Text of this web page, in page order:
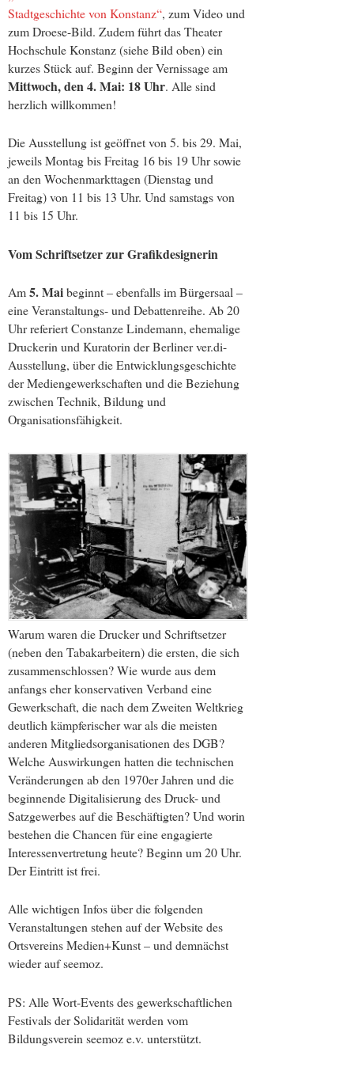
Stadtgeschichte von Konstanz“, zum Video und
zum Droese-Bild. Zudem führt das Theater
Hochschule Konstanz (siehe Bild oben) ein
kurzes Stück auf. Beginn der Vernissage am
Mittwoch, den 4. Mai: 18 Uhr. Alle sind
herzlich willkommen!
Die Ausstellung ist geöffnet von 5. bis 29. Mai,
jeweils Montag bis Freitag 16 bis 19 Uhr sowie
an den Wochenmarkttagen (Dienstag und
Freitag) von 11 bis 13 Uhr. Und samstags von
11 bis 15 Uhr.
Vom Schriftsetzer zur Grafikdesignerin
Am5. Maibeginnt – ebenfalls im Bürgersaal –
eine Veranstaltungs- und Debattenreihe. Ab 20
Uhr referiert Constanze Lindemann, ehemalige
Druckerin und Kuratorin der Berliner ver.di-
Ausstellung, über die Entwicklungsgeschichte
der Mediengewerkschaften und die Beziehung
zwischen Technik, Bildung und
Organisationsfähigkeit.
Warum waren die Drucker und Schriftsetzer
(neben den Tabakarbeitern) die ersten, die sich
zusammenschlossen? Wie wurde aus dem
anfangs eher konservativen Verband eine
Gewerkschaft, die nach dem Zweiten Weltkrieg
deutlich kämpferischer war als die meisten
anderen Mitgliedsorganisationen des DGB?
Welche Auswirkungen hatten die technischen
Veränderungen ab den 1970er Jahren und die
beginnende Digitalisierung des Druck- und
Satzgewerbes auf die Beschäftigten? Und worin
bestehen die Chancen für eine engagierte
Interessenvertretung heute? Beginn um 20 Uhr.
Der Eintritt ist frei.
Alle wichtigen Infos über die folgenden
Veranstaltungen stehen auf der Website des
Ortsvereins Medien+Kunst – und demnächst
wieder auf seemoz.
PS: Alle Wort-Events des gewerkschaftlichen
Festivals der Solidarität werden vom
Bildungsverein seemoz e.v. unterstützt.